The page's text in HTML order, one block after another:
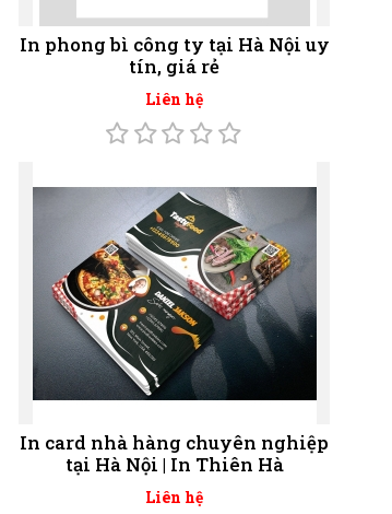
In phong bì công ty tại Hà Nội uy
tín, giá rẻ
Liên hệ
In card nhà hàng chuyên nghiệp
tại Hà Nội | In Thiên Hà
Liên hệ